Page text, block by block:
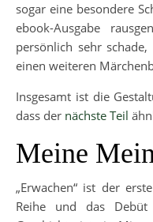
sogar eine besondere
ebook-Ausgabe
persönlich sehr
einen weiteren
Insgesamt ist die
dass der nächste Teil
Meine
„Erwachen“ ist der
Reihe und das